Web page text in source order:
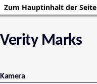
Zum Hauptinhalt der Seite
Verity Marks
Kamera